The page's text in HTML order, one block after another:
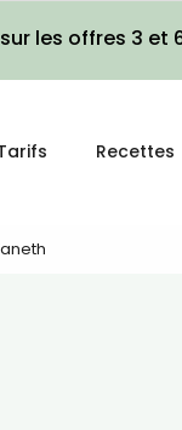
sur les offres 3
Recettes